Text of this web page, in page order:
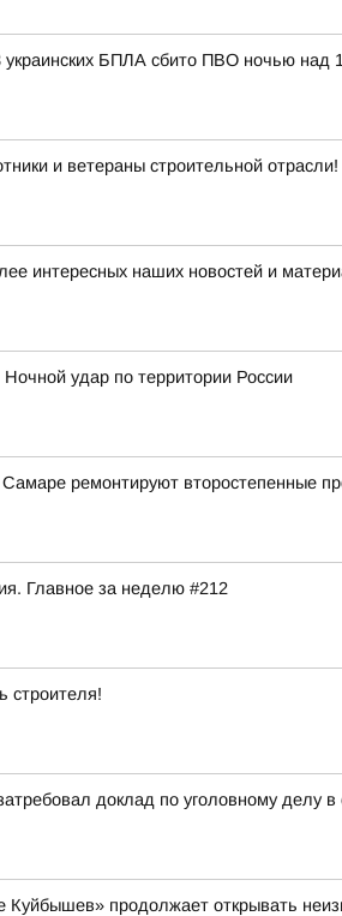
БПЛА сбито ПВО ночью над
и ветераны строительной отрасли!
интересных наших новостей и
удар по территории России
ремонтируют второстепенные
Главное за неделю #212
строителя!
доклад по уголовному делу
Куйбышев» продолжает открывать